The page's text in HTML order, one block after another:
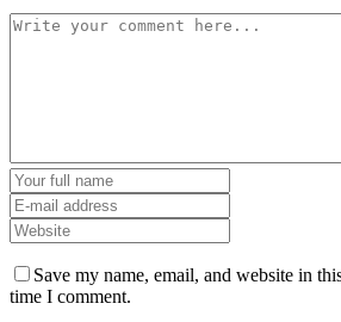
Save my name, email, and website in
time I comment.